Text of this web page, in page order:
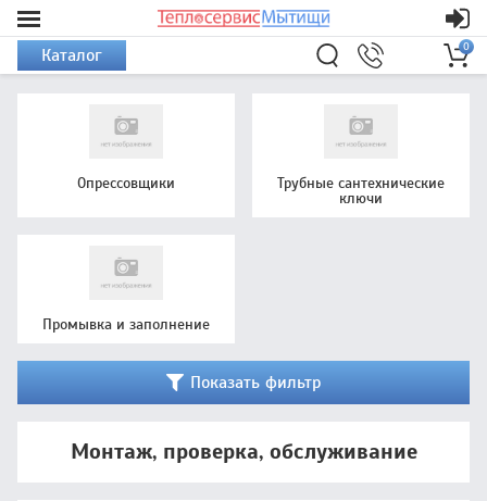
Каталог 0
Опрессовщики
Трубные сантехнические
ключи
Промывка и заполнение
Показать фильтр
Монтаж, проверка, обслуживание